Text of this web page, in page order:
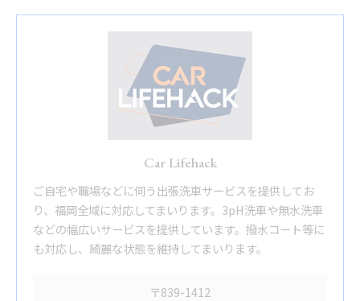
Car Lifehack
ご自宅や職場などに伺う出張洗車サービスを提供してお
り、福岡全域に対応してまいります。3pH洗車や無水洗車
などの幅広いサービスを提供しています。撥水コート等に
も対応し、綺麗な状態を維持してまいります。
〒839-1412